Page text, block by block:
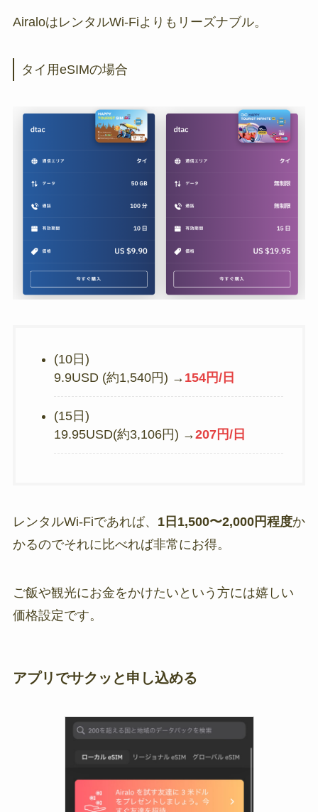
AiraloはレンタルWi-Fiよりもリーズナブル。
タイ用eSIMの場合
(10日)
9.9USD (約1,540円) → 154円/日
(15日)
19.95USD(約3,106円) →207円/日
レンタルWi-Fiであれば、 1日1,500〜2,000円程度か
かるのでそれに比べれば非常にお得。
ご飯や観光にお金をかけたいという方には嬉しい
価格設定です。
アプリでサクッと申し込める